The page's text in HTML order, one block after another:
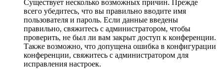
Существует несколько возможных причин. Прежде
всего убедитесь, что вы правильно вводите имя
пользователя и пароль. Если данные введены
правильно, свяжитесь с администратором, чтобы
проверить, не был ли вам закрыт доступ к конференции.
Также возможно, что допущена ошибка в конфигурации
конференции, свяжитесь с администратором для
исправления настроек.